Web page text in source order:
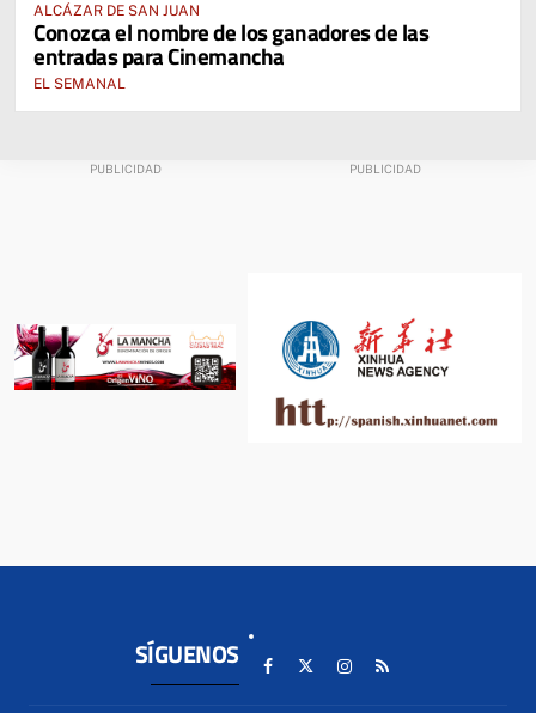
ALCÁZAR DE SAN JUAN
Conozca el nombre de los ganadores de las
entradas para Cinemancha
EL SEMANAL
SÍGUENOS